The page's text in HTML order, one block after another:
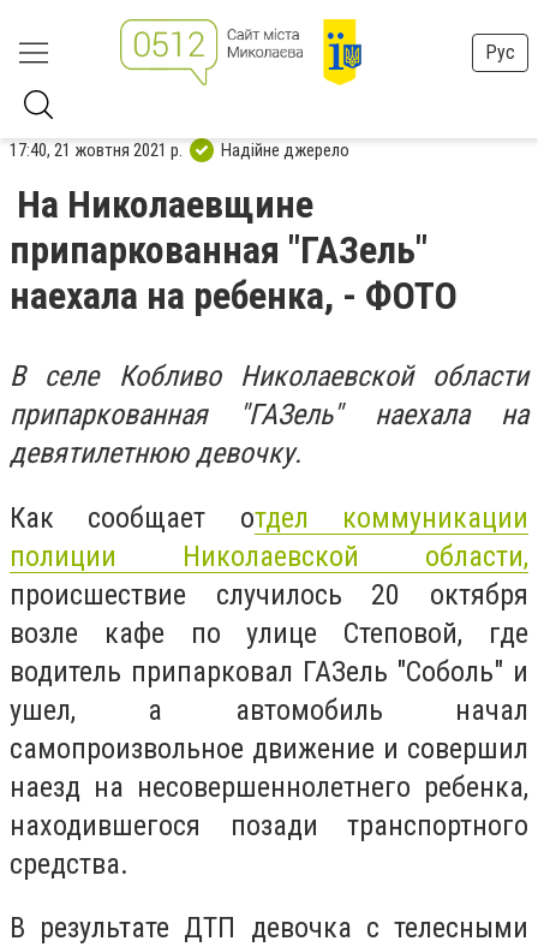
Рус
17:40, 21 жовтня 2021 р. Надійне джерело
На Николаевщине
припаркованная "ГАЗель"
наехала на ребенка, - ФОТО
В селе Кобливо Николаевской области
припаркованная "ГАЗель" наехала на
девятилетнюю девочку.
Как сообщает отдел коммуникации
полиции Николаевской области,
происшествие случилось 20 октября
возле кафе по улице Степовой, где
водитель припарковал ГАЗель "Соболь" и
ушел, а автомобиль начал
самопроизвольное движение и совершил
наезд на несовершеннолетнего ребенка,
находившегося позади транспортного
средства.
В результате ДТП девочка с телесными